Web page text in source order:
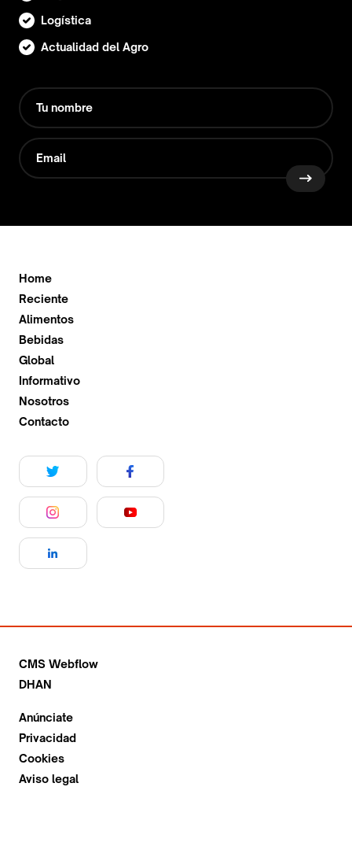
Logística
Actualidad del Agro
Home
Reciente
Alimentos
Bebidas
Global
Informativo
Nosotros
Contacto
CMS Webflow
DHAN
Anúnciate
Privacidad
Cookies
Aviso legal